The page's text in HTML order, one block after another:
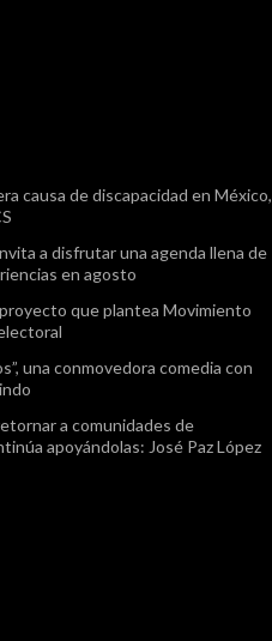
causa de discapacidad en México,
a disfrutar una agenda llena de
en agosto
que plantea Movimiento
una conmovedora comedia con
a comunidades de
apoyándolas: José Paz López